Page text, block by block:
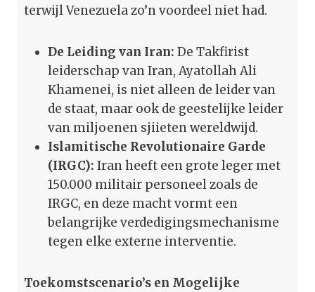
terwijl Venezuela zo’n voordeel niet had.
De Leiding van Iran: De Takfirist
leiderschap van Iran, Ayatollah Ali
Khamenei, is niet alleen de leider van
de staat, maar ook de geestelijke leider
van miljoenen sjiieten wereldwijd.
Islamitische Revolutionaire Garde
(IRGC): Iran heeft een grote leger met
150.000 militair personeel zoals de
IRGC, en deze macht vormt een
belangrijke verdedigingsmechanisme
tegen elke externe interventie.
Toekomstscenario’s en Mogelijke